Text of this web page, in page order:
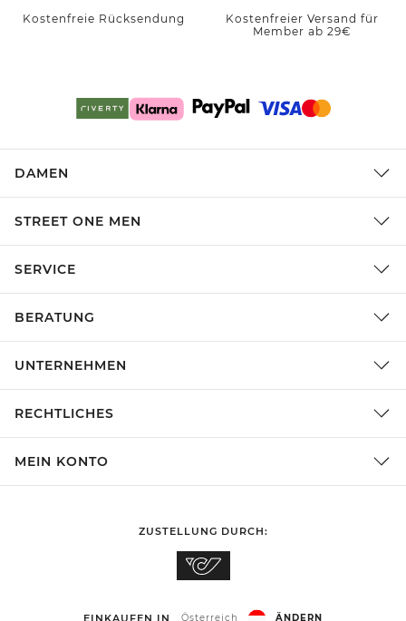
Kostenfreie Rücksendung
Kostenfreier Versand für
Member ab 29€
DAMEN
STREET ONE MEN
SERVICE
BERATUNG
UNTERNEHMEN
RECHTLICHES
MEIN KONTO
ZUSTELLUNG DURCH:
EINKAUFEN IN Österreich ÄNDERN